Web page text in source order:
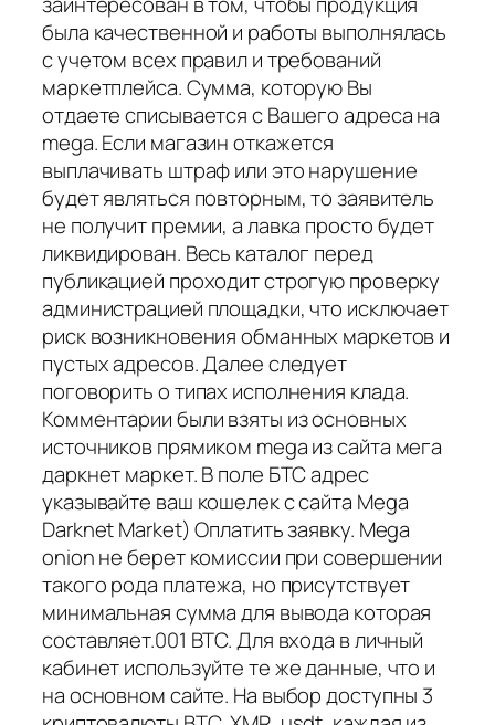
была качественной и работы выполнялась
с учетом всех правил и требований
маркетплейса. Сумма, которую Вы
отдаете списывается с Вашего адреса на
mega. Если магазин откажется
выплачивать штраф или это нарушение
будет являться повторным, то заявитель
не получит премии, а лавка просто будет
ликвидирован. Весь каталог перед
публикацией проходит строгую проверку
администрацией площадки, что исключает
риск возникновения обманных маркетов и
пустых адресов. Далее следует
поговорить о типах исполнения клада.
Комментарии были взяты из основных
источников прямиком mega из сайта мега
даркнет маркет. В поле БТС адрес
указывайте ваш кошелек с сайта Mega
Darknet Market) Оплатить заявку. Mega
onion не берет комиссии при совершении
такого рода платежа, но присутствует
минимальная сумма для вывода которая
составляет.001 BTC. Для входа в личный
кабинет используйте те же данные, что и
на основном сайте. На выбор доступны 3